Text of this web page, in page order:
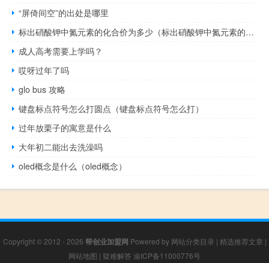
“屏倚间空”的出处是哪里
标出硝酸钾中氮元素的化合价为多少（标出硝酸钾中氮元素的化合价）
成人高考需要上学吗？
哎呀过年了吗
glo bus 攻略
键盘标点符号怎么打圆点（键盘标点符号怎么打）
过年放栗子的寓意是什么
大年初二能出去洗澡吗
oled概念是什么（oled概念）
Copyright © 2012 - 2026 帮创业加盟网 Powered by 网站分类目录 | 精选推荐文章 |
网站地图 | 疑难解答 渝ICP备11000776号